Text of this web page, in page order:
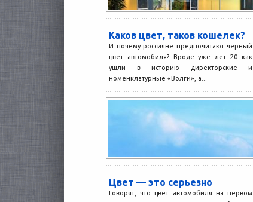
Каков цвет, таков кошелек?
И почему россияне предпочитают черный
цвет автомобиля? Вроде уже лет 20 как
ушли в историю директорские и
номенклатурные «Волги», а...
Цвет — это серьезно
Говорят, что цвет автомобиля на первом